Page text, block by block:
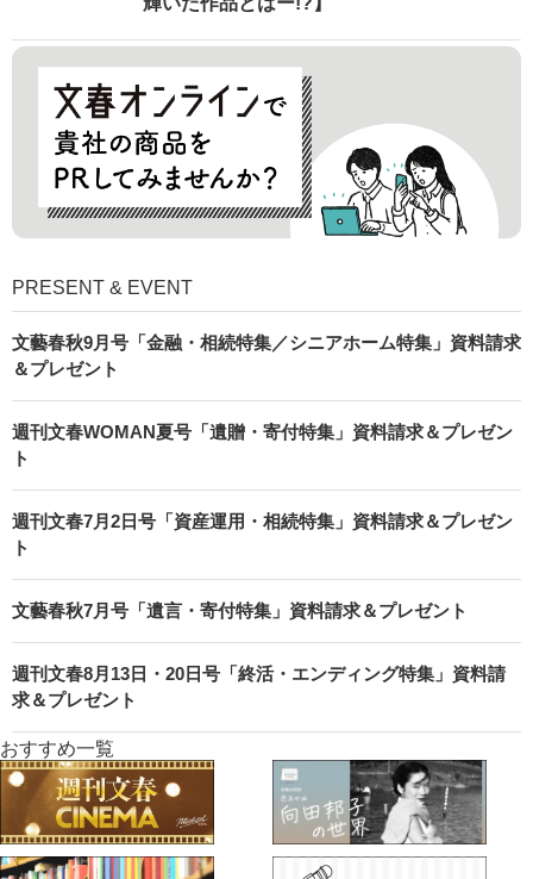
PRESENT & EVENT
文藝春秋9月号「金融・相続特集／シニアホーム特集」資料請求
＆プレゼント
週刊文春WOMAN夏号「遺贈・寄付特集」資料請求＆プレゼン
ト
週刊文春7月2日号「資産運用・相続特集」資料請求＆プレゼン
ト
文藝春秋7月号「遺言・寄付特集」資料請求＆プレゼント
週刊文春8月13日・20日号「終活・エンディング特集」資料請
求＆プレゼント
おすすめ一覧